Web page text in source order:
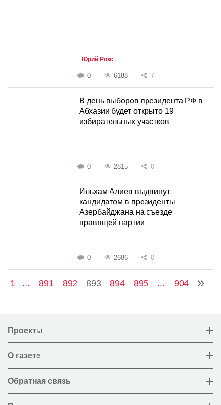
Юрий Рокс
0 6188 7
В день выборов президента РФ в
Абхазии будет открыто 19
избирательных участков
0 2815 0
Ильхам Алиев выдвинут
кандидатом в президенты
Азербайджана на съезде
правящей партии
0 2686 0
1 ... 891 892 893 894 895 ... 904
Проекты
О газете
Обратная связь